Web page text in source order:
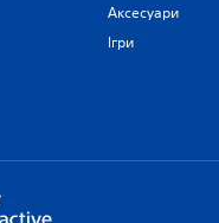
Аксесуари
Ігри